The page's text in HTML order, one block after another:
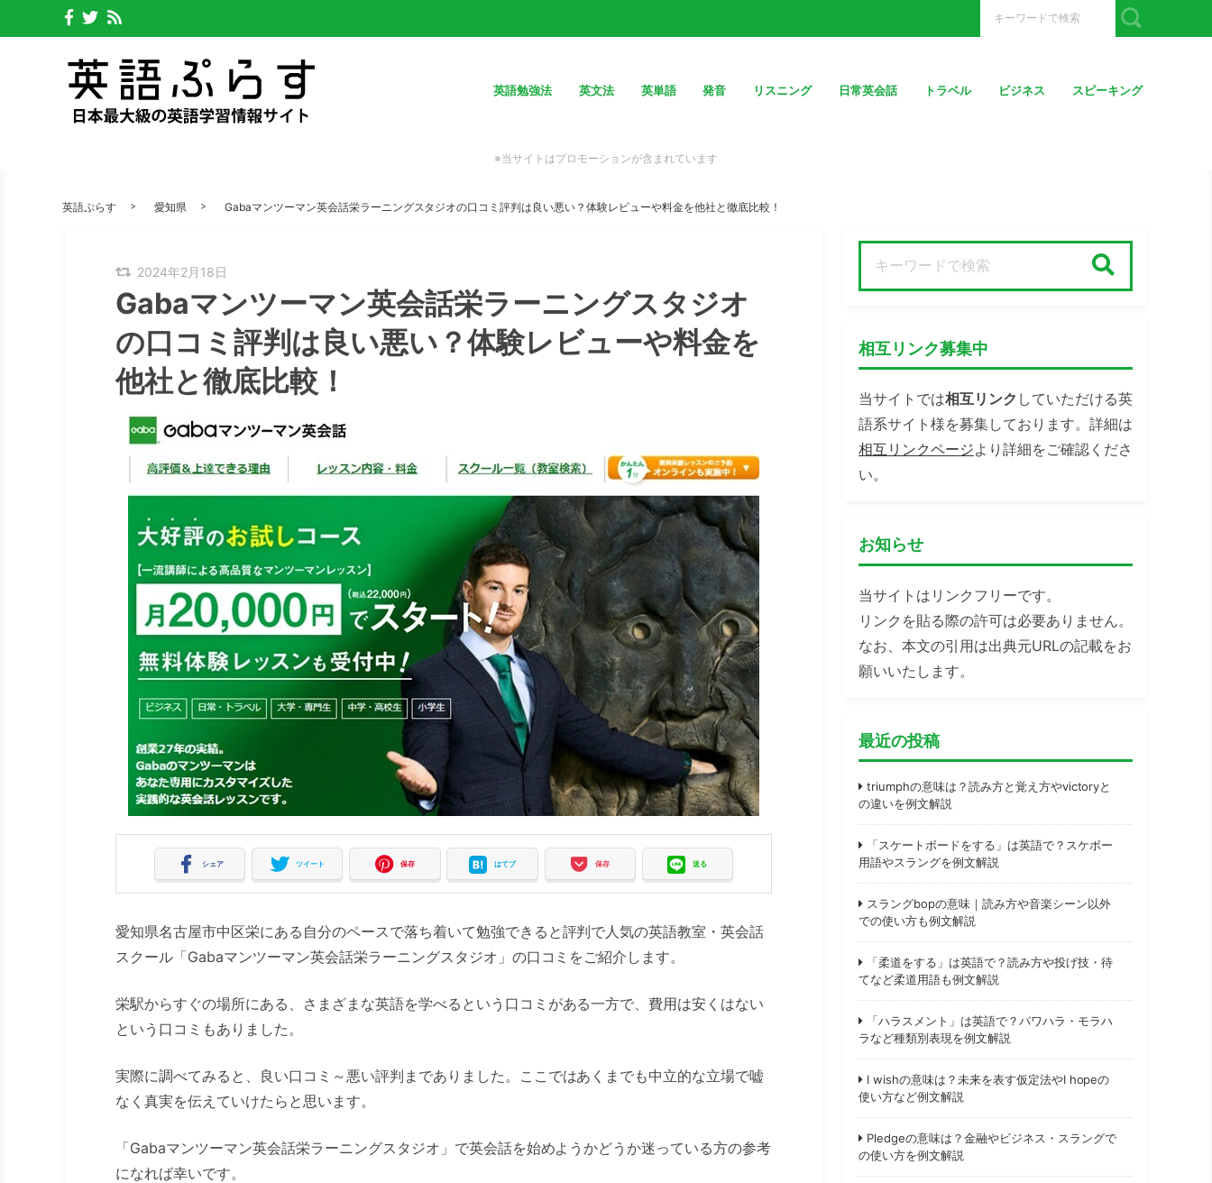
英語勉強法 英文法 英単語 発音 リスニング 日常英会話 トラベル ビジネス スピーキング
※当サイトはプロモーションが含まれています
英語ぷらす 愛知県 Gabaマンツーマン英会話栄ラーニングスタジオの口コミ評判は良い悪い？体験レビューや料金を他社と徹底比較！
2024年2月18日
Gabaマンツーマン英会話栄ラーニングスタジオ
の口コミ評判は良い悪い？体験レビューや料金を
他社と徹底比較！
シェア ツイート 保存 はてブ 保存 送る
愛知県名古屋市中区栄にある自分のペースで落ち着いて勉強できると評判で人気の英語教室・英会話
スクール「Gabaマンツーマン英会話栄ラーニングスタジオ」の口コミをご紹介します。
栄駅からすぐの場所にある、さまざまな英語を学べるという口コミがある一方で、費用は安くはない
という口コミもありました。
実際に調べてみると、良い口コミ～悪い評判までありました。ここではあくまでも中立的な立場で嘘
なく真実を伝えていけたらと思います。
「Gabaマンツーマン英会話栄ラーニングスタジオ」で英会話を始めようかどうか迷っている方の参考
になれば幸いです。
相互リンク募集中
当サイトでは相互リンク していただける英
語系サイト様を募集しております。詳細は
相互リンクページより詳細をご確認くださ
い。
お知らせ
当サイトはリンクフリーです。
リンクを貼る際の許可は必要ありません。
なお、本文の引用は出典元URLの記載をお
願いいたします。
最近の投稿
triumphの意味は？読み方と覚え方やvictoryと
の違いを例文解説
「スケートボードをする」は英語で？スケボー
用語やスラングを例文解説
スラングbopの意味｜読み方や音楽シーン以外
での使い方も例文解説
「柔道をする」は英語で？読み方や投げ技・待
てなど柔道用語も例文解説
「ハラスメント」は英語で？パワハラ・モラハ
ラなど種類別表現を例文解説
I wishの意味は？未来を表す仮定法やI hopeの
使い方など例文解説
Pledgeの意味は？金融やビジネス・スラングで
の使い方を例文解説